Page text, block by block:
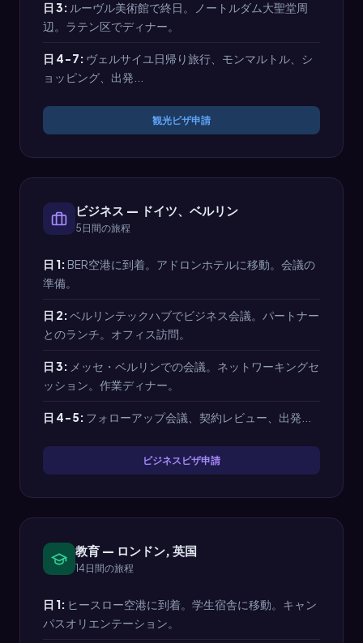
日 3: ルーヴル美術館で終日。ノートルダム大聖堂周
辺。ラテン区でディナー。
日 4-7: ヴェルサイユ日帰り旅行、モンマルトル、シ
ョッピング、出発...
観光ビザ申請
ビジネス — ドイツ、ベルリン
5日間の旅程
日 1: BER空港に到着。アドロンホテルに移動。会議の
準備。
日 2:ベルリンテックハブでビジネス会議。パートナー
とのランチ。オフィス訪問。
日 3: メッセ・ベルリンでの会議。ネットワーキングセ
ッション。作業ディナー。
日 4-5: フォローアップ会議、契約レビュー、出発...
ビジネスビザ申請
教育 — ロンドン, 英国
14日間の旅程
日 1: ヒースロー空港に到着。学生宿舎に移動。キャン
パスオリエンテーション。